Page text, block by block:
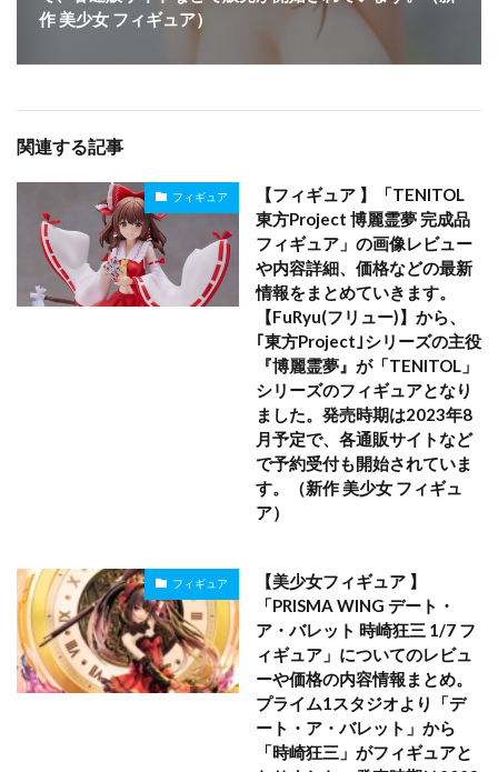
作 美少女 フィギュア）
関連する記事
フィギュア
【フィギュア 】「TENITOL
東方Project 博麗霊夢 完成品
フィギュア」の画像レビュー
や内容詳細、価格などの最新
情報をまとめていきます。
【FuRyu(フリュー)】から、
｢東方Project｣シリーズの主役
『博麗霊夢』が「TENITOL」
シリーズのフィギュアとなり
ました。発売時期は2023年8
月予定で、各通販サイトなど
で予約受付も開始されていま
す。（新作 美少女 フィギュ
ア）
フィギュア
【美少女フィギュア 】
「PRISMA WING デート・
ア・バレット 時崎狂三 1/7 フ
ィギュア」についてのレビュ
ーや価格の内容情報まとめ。
プライム1スタジオより「デ
ート・ア・バレット」から
「時崎狂三」がフィギュアと